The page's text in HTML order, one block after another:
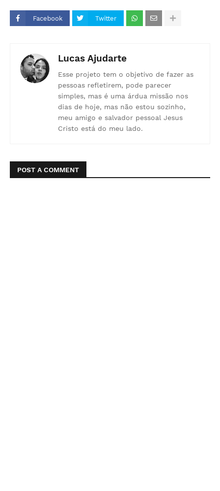
Facebook Twitter
Lucas Ajudarte
Esse projeto tem o objetivo de fazer as
pessoas refletirem, pode parecer
simples, mas é uma árdua missão nos
dias de hoje, mas não estou sozinho,
meu amigo e salvador pessoal Jesus
Cristo está do meu lado.
POST A COMMENT